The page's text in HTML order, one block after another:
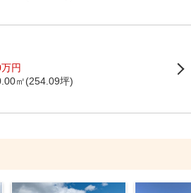
円
㎡(254.09坪)